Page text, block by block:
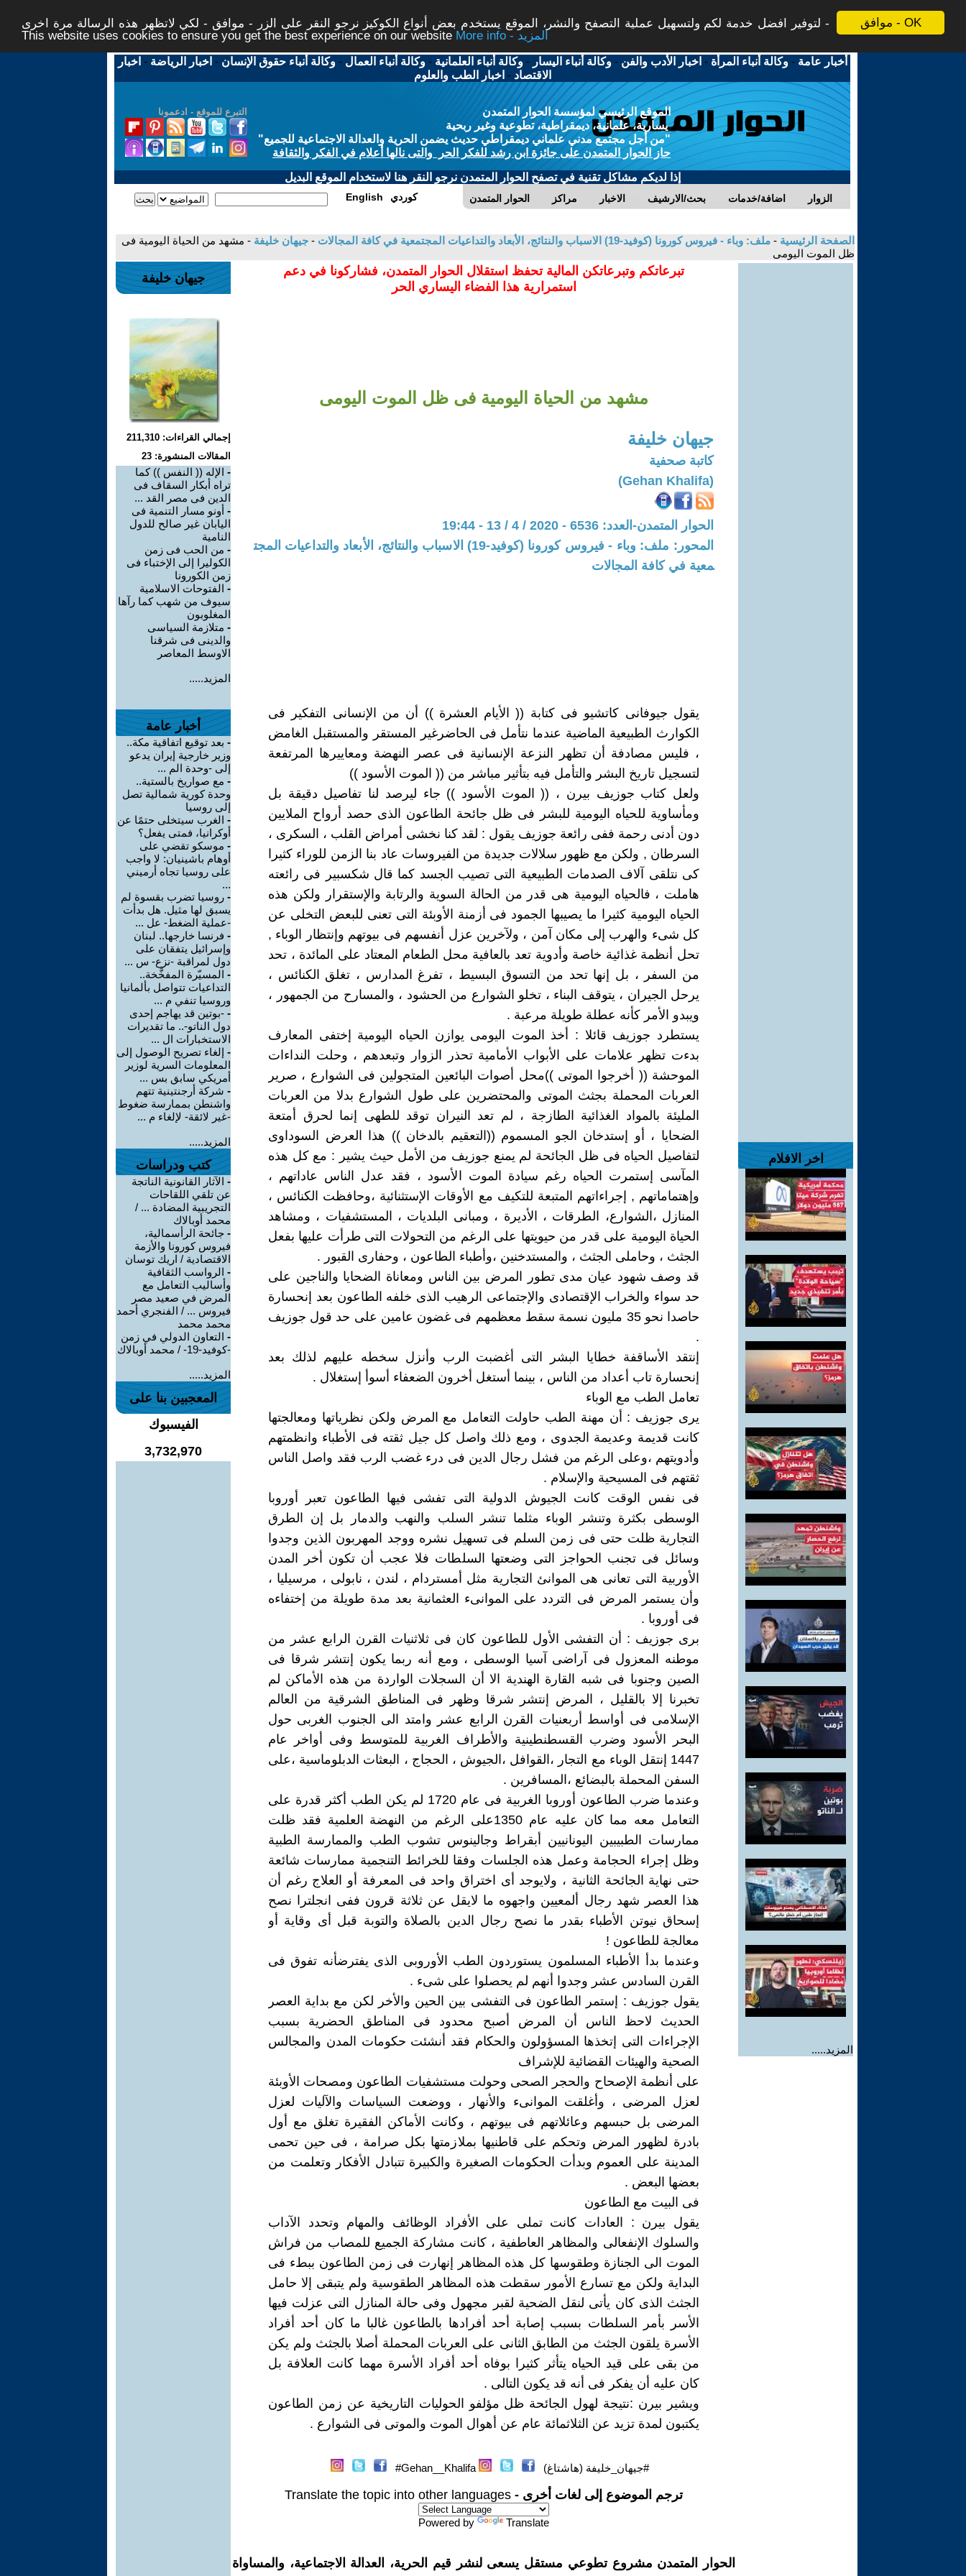
موافق - OK
لتوفير افضل خدمة لكم ولتسهيل عملية التصفح والنشر، الموقع يستخدم بعض أنواع الكوكيز نرجو النقر على الزر - موافق - لكي لاتظهر هذه الرسالة مرة اخرى -
This website uses cookies to ensure you get the best experience on our website
More info - المزيد
أخبار عامة -وكالة أنباء المرأة - اخبار الأدب والفن -وكالة أنباء اليسار -وكالة أنباء العلمانية -وكالة أنباء العمال -وكالة أنباء حقوق الإنسان - اخبار الرياضة - اخبار
الاقتصاد - اخبار الطب والعلوم
التبرع للموقع - ادعمونا
الموقع الرئيسي لمؤسسة الحوار المتمدن
يسارية، علمانية، ديمقراطية، تطوعية وغير ربحية
"من أجل مجتمع مدني علماني ديمقراطي حديث يضمن الحرية والعدالة الاجتماعية للجميع"
حاز الحوار المتمدن على جائزة ابن رشد للفكر الحر والتى نالها أعلام في الفكر والثقافة
إذا لديكم مشاكل تقنية في تصفح الحوار المتمدن نرجو النقر هنا لاستخدام الموقع البديل
الحوار المتمدن مراكز الاخبار بحث/الارشيف اضافة/خدمات الزوار English كوردي
الصفحة الرئيسية - ملف: وباء - فيروس كورونا (كوفيد-19) الاسباب والنتائج، الأبعاد والتداعيات المجتمعية في كافة المجالات - جيهان خليفة - مشهد من الحياة اليومية فى
ظل الموت اليومى
اخر الافلام
المزيد.....
تبرعاتكم وتبرعاتكن المالية تحفظ استقلال الحوار المتمدن، فشاركونا في دعم
استمرارية هذا الفضاء اليساري الحر
مشهد من الحياة اليومية فى ظل الموت اليومى
جيهان خليفة
كاتبة صحفية
(Gehan Khalifa)
الحوار المتمدن-العدد: 6536 - 2020 / 4 / 13 - 19:44
المحور: ملف: وباء - فيروس كورونا (كوفيد-19) الاسباب والنتائج، الأبعاد والتداعيات المجت
معية في كافة المجالات
يقول جيوفانى كاتشيو فى كتابة (( الأيام العشرة )) أن من الإنسانى التفكير فى
الكوارث الطبيعية الماضية عندما نتأمل فى الحاضرغير المستقر والمستقبل الغامض
، فليس مصادفة أن تظهر النزعة الإنسانية فى عصر النهضة ومعاييرها المرتفعة
لتسجيل تاريخ البشر والتأمل فيه بتأثير مباشر من (( الموت الأسود ))
ولعل كتاب جوزيف بيرن ، (( الموت الأسود )) جاء ليرصد لنا تفاصيل دقيقة بل
ومأساوية للحياه اليومية للبشر فى ظل جائحة الطاعون الذى حصد أرواح الملايين
دون أدنى رحمة ففى رائعة جوزيف يقول : لقد كنا نخشى أمراض القلب ، السكرى ،
السرطان , ولكن مع ظهور سلالات جديدة من الفيروسات عاد بنا الزمن للوراء كثيرا
كى نتلقى آلاف الصدمات الطبيعية التى تصيب الجسد كما قال شكسبير فى رائعته
هاملت ، فالحياه اليومية هى قدر من الحالة السوية والرتابة والإستقرار ولكن هذه
الحياه اليومية كثيرا ما يصيبها الجمود فى أزمنة الأوبئة التى تعنى للبعض التخلى عن
كل شىء والهرب إلى مكان آمن ، ولآخرين عزل أنفسهم فى بيوتهم وإنتظار الوباء ,
تحل أنظمة غذائية خاصة وأدوية تعد بالعافية محل الطعام المعتاد على المائدة ، تحد
من السفر ، بل إنها تحد من التسوق البسيط ، تفرغ المدارس ، تغلق الكنائس ،
يرحل الجيران ، يتوقف البناء ، تخلو الشوارع من الحشود ، والمسارح من الجمهور ،
ويبدو الأمر كأنه عطلة طويلة مرعبة .
يستطرد جوزيف قائلا : أخذ الموت اليومى يوازن الحياه اليومية إختفى المعارف
بدءت تظهر علامات على الأبواب الأمامية تحذر الزوار وتبعدهم ، وحلت النداءات
الموحشة (( أخرجوا الموتى ))محل أصوات البائعين المتجولين فى الشوارع ، صرير
العربات المحملة بجثث الموتى والمحتضرين على طول الشوارع بدلا من العربات
المليئة بالمواد الغذائية الطازجة ، لم تعد النيران توقد للطهى إنما لحرق أمتعة
الضحايا ، أو إستدخان الجو المسموم ((التعقيم بالدخان )) هذا العرض السوداوى
لتفاصيل الحياه فى ظل الجائحة لم يمنع جوزيف من الأمل حيث يشير : مع كل هذه
المآسى إستمرت الحياه رغم سيادة الموت الأسود ، فقد عدل الناس عاداتهم ،
وإهتماماتهم , إجراءاتهم المتبعة للتكيف مع الأوقات الإستثنائية ،وحافظت الكنائس ،
المنازل ،الشوارع، الطرقات ، الأديرة ، ومبانى البلديات ، المستشفيات ، ومشاهد
الحياة اليومية على قدر من حيويتها على الرغم من التحولات التى طرأت عليها بفعل
الجثث ، وحاملى الجثث ، والمستدخنين ،وأطباء الطاعون ، وحفارى القبور .
قد وصف شهود عيان مدى تطور المرض بين الناس ومعاناة الضحايا والناجين على
حد سواء والخراب الإقتصادى والإجتماعى الرهيب الذى خلفه الطاعون بعد إنحسارة
حاصدا نحو 35 مليون نسمة سقط معظمهم فى غضون عامين على حد قول جوزيف
.
إنتقد الأساقفة خطايا البشر التى أغضبت الرب وأنزل سخطه عليهم لذلك بعد
إنحسارة تاب أعداد من الناس ، بينما أستغل أخرون الضعفاء أسوأ إستغلال .
تعامل الطب مع الوباء
يرى جوزيف : أن مهنة الطب حاولت التعامل مع المرض ولكن نظرياتها ومعالجتها
كانت قديمة وعديمة الجدوى ، ومع ذلك واصل كل جيل ثقته فى الأطباء وانظمتهم
وأدويتهم ،وعلى الرغم من فشل رجال الدين فى درء غضب الرب فقد واصل الناس
ثقتهم فى المسيحية والإسلام .
فى نفس الوقت كانت الجيوش الدولية التى تفشى فيها الطاعون تعبر أوروبا
الوسطى بكثرة وتنشر الوباء مثلما تنشر السلب والنهب والدمار بل إن الطرق
التجارية ظلت حتى فى زمن السلم فى تسهيل نشره ووجد المهربون الذين وجدوا
وسائل فى تجنب الحواجز التى وضعتها السلطات فلا عجب أن تكون أخر المدن
الأوربية التى تعانى هى الموانئ التجارية مثل أمستردام ، لندن ، نابولى ، مرسيليا ،
وأن يستمر المرض فى التردد على الموانىء العثمانية بعد مدة طويلة من إختفاءه
فى أوروبا .
برى جوزيف : أن التفشى الأول للطاعون كان فى ثلاثنيات القرن الرابع عشر من
موطنه المعزول فى آراضى آسيا الوسطى ، ومع أنه ربما يكون إنتشر شرقا فى
الصين وجنوبا فى شبه القارة الهندية الا أن السجلات الواردة من هذه الأماكن لم
تخبرنا إلا بالقليل ، المرض إنتشر شرقا وظهر فى المناطق الشرقية من العالم
الإسلامى فى أواسط أربعنيات القرن الرابع عشر وامتد الى الجنوب الغربى حول
البحر الأسود وضرب القسطنطينية والأطراف الغربية للمتوسط وفى أواخر عام
1447 إنتقل الوباء مع التجار ،القوافل ،الجيوش ، الحجاج ، البعثات الدبلوماسية ،على
السفن المحملة بالبضائع ،المسافرين .
وعندما ضرب الطاعون أوروبا الغربية فى عام 1720 لم يكن الطب أكثر قدرة على
التعامل معه مما كان عليه عام 1350على الرغم من النهضة العلمية فقد ظلت
ممارسات الطبيبين اليونانيين أبقراط وجالينوس تشوب الطب والممارسة الطبية
وظل إجراء الحجامة وعمل هذه الجلسات وفقا للخرائط التنجمية ممارسات شائعة
حتى نهاية الجائحة الثانية ، ولايوجد أى اختراق واحد فى المعرفة أو العلاج رغم أن
هذا العصر شهد رجال ألمعيين واجهوه ما لايقل عن ثلاثة قرون ففى انجلترا نصح
إسحاق نيوتن الأطباء بقدر ما نصح رجال الدين بالصلاة والتوبة قبل أى وقاية أو
معالجة للطاعون !
وعندما بدأ الأطباء المسلمون يستوردون الطب الأوروبى الذى يفترضأنه تفوق فى
القرن السادس عشر وجدوا أنهم لم يحصلوا على شىء .
يقول جوزيف : إستمر الطاعون فى التفشى بين الحين والأخر لكن مع بداية العصر
الحديث لاحظ الناس أن المرض أصبح محدود فى المناطق الحضرية بسبب
الإجراءات التى إتخذها المسؤولون والحكام فقد أنشئت حكومات المدن والمجالس
الصحية والهيئات القضائية للإشراف
على أنظمة الإصحاح والحجر الصحى وحولت مستشفيات الطاعون ومصحات الأوبئة
لعزل المرضى ، وأغلقت الموانىء والأنهار ، ووضعت السياسات والآليات لعزل
المرضى بل حبسهم وعائلاتهم فى بيوتهم ، وكانت الأماكن الفقيرة تغلق مع أول
بادرة لظهور المرض وتحكم على قاطنيها بملازمتها بكل صرامة ، فى حين تحمى
المدينة على العموم وبدأت الحكومات الصغيرة والكبيرة تتبادل الأفكار وتعلمت من
بعضها البعض .
فى البيت مع الطاعون
يقول بيرن : العادات كانت تملى على الأفراد الوظائف والمهام وتحدد الآداب
والسلوك الإنفعالى والمظاهر العاطفية ، كانت مشاركة الجميع للمصاب من فراش
الموت الى الجنازة وطقوسها كل هذه المظاهر إنهارت فى زمن الطاعون ببطء فى
البداية ولكن مع تسارع الأمور سقطت هذه المظاهر الطقوسية ولم يتبقى إلا حامل
الجثث الذى كان يأتى لنقل الضحية لقبر مجهول وفى حالة المنازل التى عزلت فيها
الأسر بأمر السلطات بسبب إصابة أحد أفرادها بالطاعون غالبا ما كان أحد أفراد
الأسرة يلقون الجثث من الطابق الثانى على العربات المحملة أصلا بالجثث ولم يكن
من بقى على قيد الحياه يتأثر كثيرا بوفاه أحد أفراد الأسرة مهما كانت العلافة بل
كان عليه أن يفكر فى أنه قد يكون التالى .
ويشير بيرن :نتيجة لهول الجائحة ظل مؤلفو الحوليات التاريخية عن زمن الطاعون
يكتبون لمدة تزيد عن الثلاثمائة عام عن أهوال الموت والموتى فى الشوارع .
#جيهان_خليفة (هاشتاغ) Gehan__Khalifa#
ترجم الموضوع إلى لغات أخرى - Translate the topic into other languages
Powered by Translate
الحوار المتمدن مشروع تطوعي مستقل يسعى لنشر قيم الحرية، العدالة الاجتماعية، والمساواة
جيهان خليفة
إجمالي القراءات: 211,310
المقالات المنشورة: 23
- الإله (( النفس )) كما
تراه أبكار السقاف فى
الدين فى مصر القد ...
- أونو مسار التنمية فى
اليابان غير صالح للدول
النامية
- من الحب فى زمن
الكوليرا إلى الإختباء فى
زمن الكورونا
- الفتوحات الاسلامية
سيوف من شهب كما رآها
المغلوبون
- متلازمة السياسى
والدينى فى شرقنا
الاوسط المعاصر
المزيد.....
أخبار عامة
- بعد توقيع اتفاقية مكة..
وزير خارجية إيران يدعو
إلى -وحدة الم ...
- مع صواريخ بالستية..
وحدة كورية شمالية تصل
إلى روسيا
- الغرب سيتخلى حتمًا عن
أوكرانيا، فمتى يفعل؟
- موسكو تقضي على
أوهام باشينيان: لا واجب
على روسيا تجاه أرميني
...
- روسيا تضرب بقسوة لم
يسبق لها مثيل. هل بدأت
-عملية الضغط- عل ...
- فرنسا خارجها.. لبنان
وإسرائيل يتفقان على
دول لمراقبة -نزع- س ...
- المسيّرة المفخَّخة..
التداعيات تتواصل بألمانيا
وروسيا تنفي م ...
- -بوتين قد يهاجم إحدى
دول الناتو-.. ما تقديرات
الاستخبارات ال ...
- إلغاء تصريح الوصول إلى
المعلومات السرية لوزير
أمريكي سابق بس ...
- شركة أرجنتينية تتهم
واشنطن بممارسة ضغوط
-غير لائقة- لإلغاء م ...
المزيد.....
كتب ودراسات
- الآثار القانونية الناتجة
عن تلقي اللقاحات
التجريبية المضادة ... /
محمد أوبالاك
- جائحة الرأسمالية،
فيروس كورونا والأزمة
الاقتصادية / اريك توسان
- الرواسب الثقافية
وأساليب التعامل مع
المرض في صعيد مصر
فيروس ... / الفنجري أحمد
محمد محمد
- التعاون الدولي في زمن
-كوفيد-19- / محمد أوبالاك
المزيد.....
المعجبين بنا على
الفيسبوك
3,732,970